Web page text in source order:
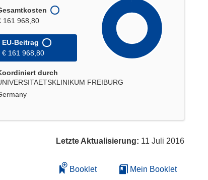
161 968,80
EU-Beitrag
€ 161 968,80
durch
FREIBURG
Letzte Aktualisierung: 11 Juli 2016
Booklet Mein Booklet